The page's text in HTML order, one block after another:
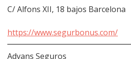
C/ Alfons XII, 18 bajos Barcelona
https://www.segurbonus.com/
Advans Seguros